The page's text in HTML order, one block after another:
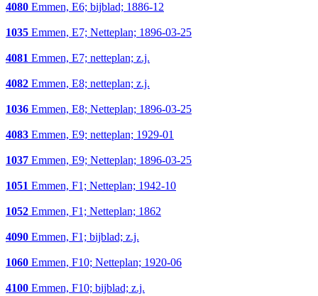
4080 Emmen, E6; bijblad; 1886-12
1035 Emmen, E7; Netteplan; 1896-03-25
4081 Emmen, E7; netteplan; z.j.
4082 Emmen, E8; netteplan; z.j.
1036 Emmen, E8; Netteplan; 1896-03-25
4083 Emmen, E9; netteplan; 1929-01
1037 Emmen, E9; Netteplan; 1896-03-25
1051 Emmen, F1; Netteplan; 1942-10
1052 Emmen, F1; Netteplan; 1862
4090 Emmen, F1; bijblad; z.j.
1060 Emmen, F10; Netteplan; 1920-06
4100 Emmen, F10; bijblad; z.j.